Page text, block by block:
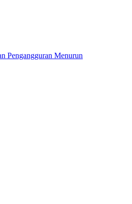
Pengangguran Menurun